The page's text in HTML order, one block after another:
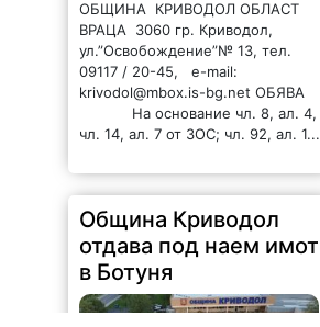
ОБЩИНА КРИВОДОЛ ОБЛАСТ
ВРАЦА 3060 гр. Криводол,
ул.”Освобождение”№ 13, тел.
09117 / 20-45, e-mail:
krivodol@mbox.is-bg.net ОБЯВА
На основание чл. 8, ал. 4,
чл. 14, ал. 7 от ЗОС; чл. 92, ал. 1...
Община Криводол
отдава под наем имот
в Ботуня